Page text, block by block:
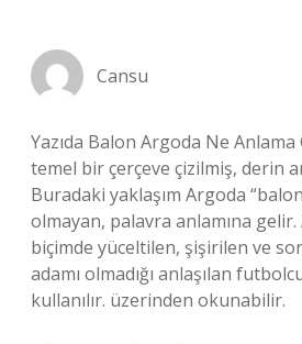
Cansu
Yazıda Balon Argoda Ne Anlama
temel bir çerçeve çizilmiş, derin
Buradaki yaklaşım Argoda
olmayan, palavra anlamına gelir.
biçimde yüceltilen, şişirilen ve
adamı olmadığı anlaşılan
kullanılır. üzerinden okunabilir.